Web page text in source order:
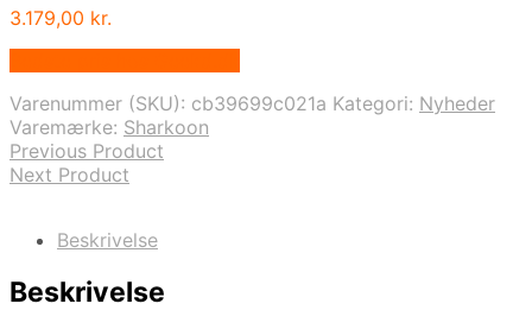
3.179,00 kr.
Varenummer (SKU): cb39699c021a Kategori: Nyheder
Varemærke: Sharkoon
Previous Product
Next Product
Beskrivelse
Beskrivelse